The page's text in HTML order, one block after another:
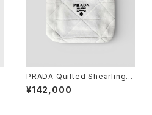
PRADA Quilted Shearling T
ote Bag Dyed Sheep Fur
White
¥142,000